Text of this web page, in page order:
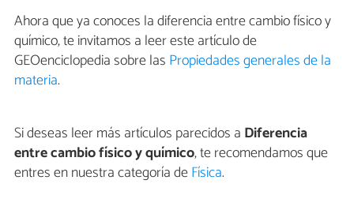
Ahora que ya conoces la diferencia entre cambio físico y
químico, te invitamos a leer este artículo de
GEOenciclopedia sobre las Propiedades generales de la
materia.
Si deseas leer más artículos parecidos a Diferencia
entre cambio físico y químico, te recomendamos que
entres en nuestra categoría deFísica.